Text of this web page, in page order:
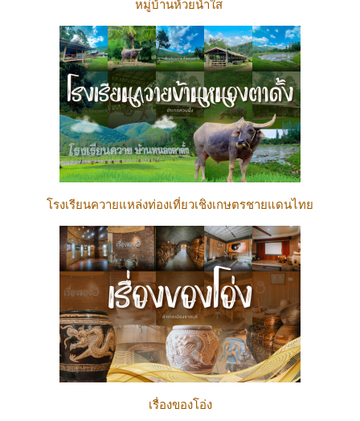
หมู่บ้านห้วยน้ำใส
โรงเรียนควายแหล่งท่องเที่ยวเชิงเกษตรชายแดนไทย
เรื่องของโอ่ง